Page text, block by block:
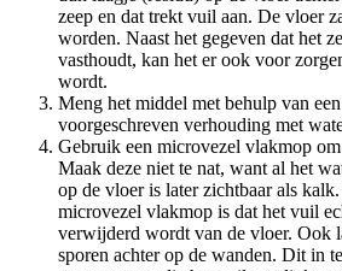
zeep en dat trekt vuil aan. De vloer
worden. Naast het gegeven dat het
vasthoudt, kan het er ook voor
wordt.
Meng het middel met behulp van
voorgeschreven verhouding met
Gebruik een microvezel vlakmop
Maak deze niet te nat, want al het
op de vloer is later zichtbaar als
microvezel vlakmop is dat het vuil
verwijderd wordt van de vloer. Ook
sporen achter op de wanden. Dit in